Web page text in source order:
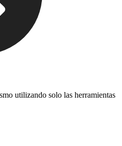
utilizando solo las herramientas